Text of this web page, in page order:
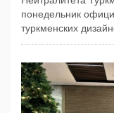
понедельник
туркменских